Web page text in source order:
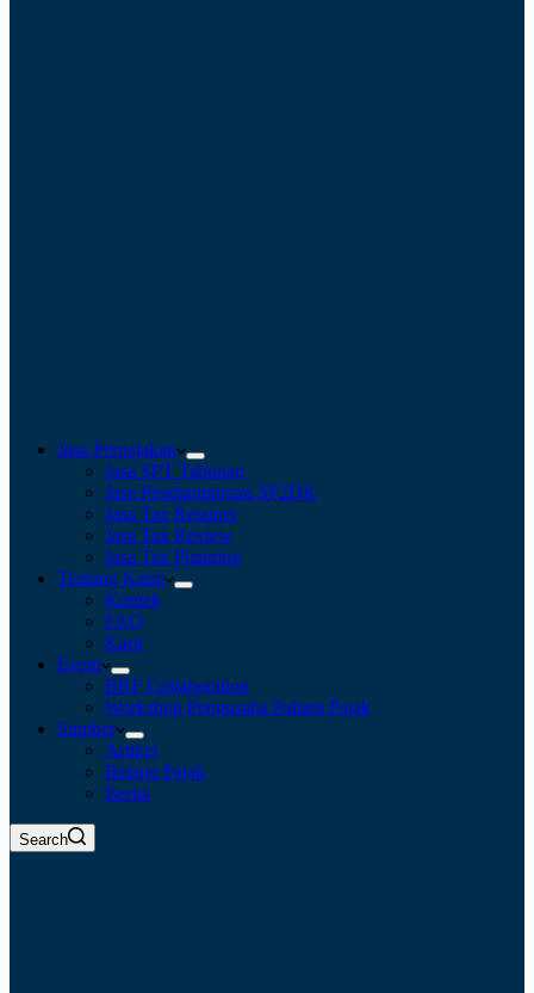
Jasa Perpajakan
Jasa SPT Tahunan
Jasa Pendampingan SP2DK
Jasa Tax Retainer
Jasa Tax Review
Jasa Tax Planning
Tentang Kami
Kontak
FAQ
Karir
Event
BBF Collaboration
Workshop Pengusaha Paham Pajak
Sumber
Artikel
Belajar Pajak
Berita
Search